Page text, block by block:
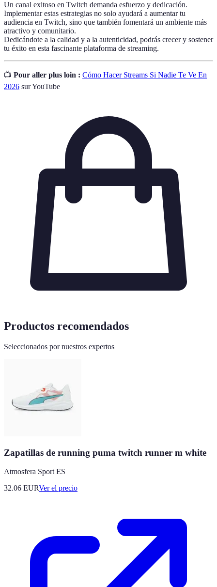
Un canal exitoso en Twitch demanda esfuerzo y dedicación.
Implementar estas estrategias no solo ayudará a aumentar tu
audiencia en Twitch, sino que también fomentará un ambiente más
atractivo y comunitario.
Dedicándote a la calidad y a la autenticidad, podrás crecer y sostener
tu éxito en esta fascinante plataforma de streaming.
📺 Pour aller plus loin : Cómo Hacer Streams Si Nadie Te Ve En
2026 sur YouTube
Productos recomendados
Seleccionados por nuestros expertos
Zapatillas de running puma twitch runner m white
Atmosfera Sport ES
32.06 EURVer el precio